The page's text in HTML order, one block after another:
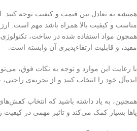
همیشه به تعادل بین قیمت و کیفیت توجه
مناسب و کیفیت بالا همراه باشد مهم است.
همچون مواد استفاده شده در ساخت،
مفید، و قابلیت ارتقاء‌پذیری آن وابسته است.
با رعایت این موارد و توجه به نکات فوق،
ایده‌آل خود را انتخاب کنید و از تجربه‌ی
همچنین، به یاد داشته باشید که انتخاب
پاها بسیار کمک می‌کند و تاثیر مهمی در